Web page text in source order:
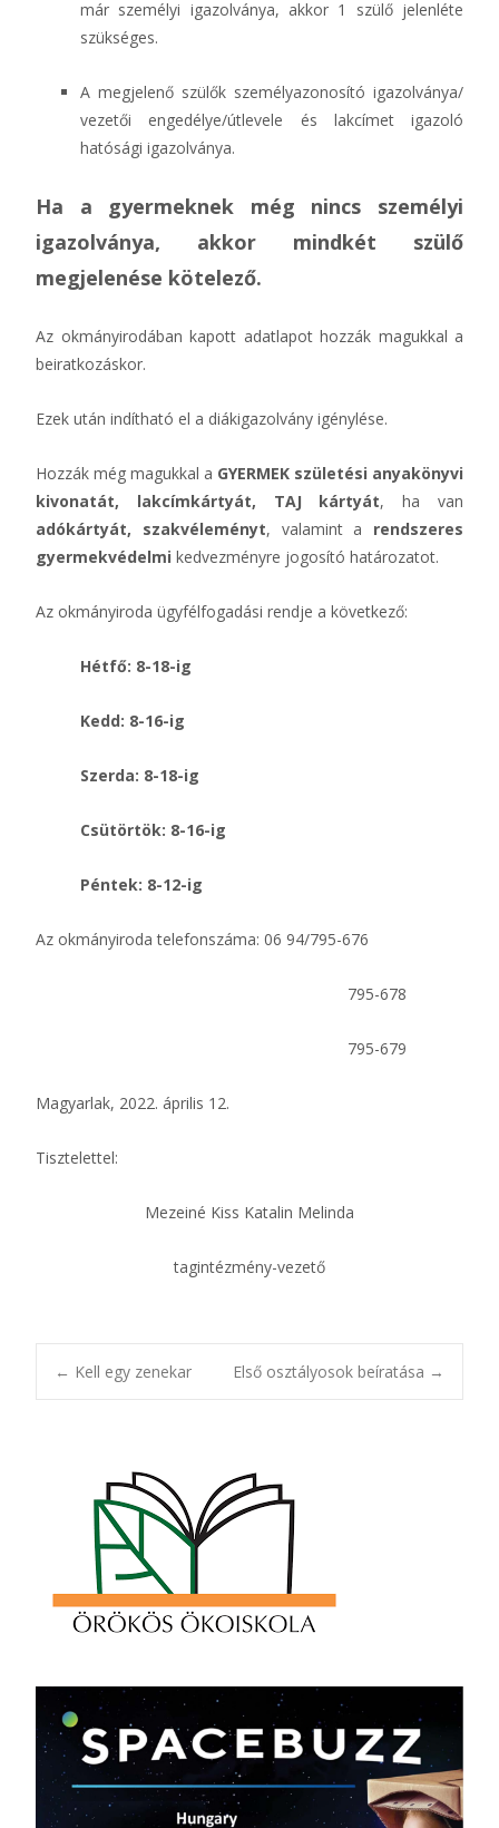
már személyi igazolványa, akkor 1 szülő jelenléte
szükséges.
A megjelenő szülők személyazonosító igazolványa/
vezetői engedélye/útlevele és lakcímet igazoló
hatósági igazolványa.
Ha a gyermeknek még nincs személyi
igazolványa, akkor mindkét szülő
megjelenése kötelező.
Az okmányirodában kapott adatlapot hozzák magukkal a
beiratkozáskor.
Ezek után indítható el a diákigazolvány igénylése.
Hozzák még magukkal a GYERMEK születési anyakönyvi
kivonatát, lakcímkártyát, TAJ
kártyát, ha van
adókártyát, szakvéleményt, valamint a rendszeres
gyermekvédelmi kedvezményre jogosító határozatot.
Az okmányiroda ügyfélfogadási rendje a következő:
Hétfő: 8-18-ig
Kedd: 8-16-ig
Szerda: 8-18-ig
Csütörtök: 8-16-ig
Péntek: 8-12-ig
Az okmányiroda telefonszáma: 06 94/795-676
795-678
795-679
Magyarlak, 2022. április 12.
Tisztelettel:
Mezeiné Kiss Katalin Melinda
tagintézmény-vezető
Post
navigation
← Kell egy zenekar Első osztályosok beíratása →